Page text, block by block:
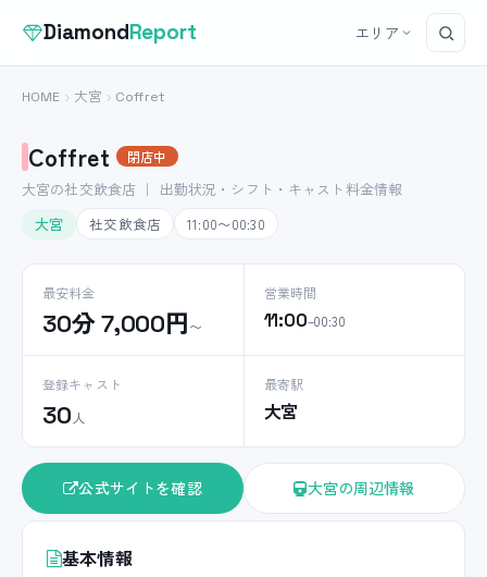
DiamondReport エリア
HOME 大宮 Coffret
Coffret 閉店中
大宮の社交飲食店 ｜ 出勤状況・シフト・キャスト料金情報
大宮
社交飲食店 11:00〜00:30
最安料金
30分 7,000円〜
営業時間
11:00–00:30
登録キャスト
30 人
最寄駅
大宮
公式サイトを確認 大宮の周辺情報
基本情報